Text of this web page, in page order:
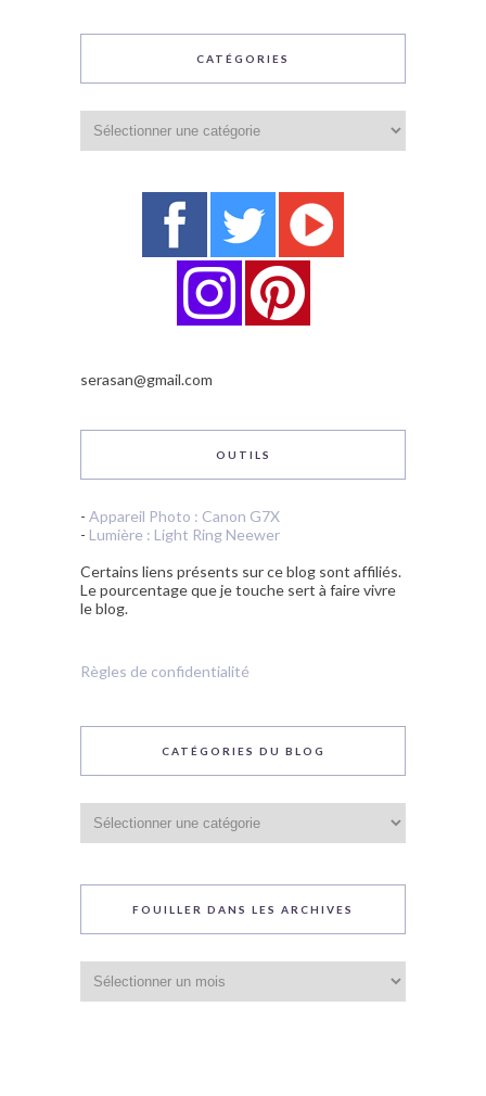
CATÉGORIES
serasan@gmail.com
OUTILS
- Appareil Photo : Canon G7X
- Lumière : Light Ring Neewer
Certains liens présents sur ce blog sont affiliés.
Le pourcentage que je touche sert à faire vivre
le blog.
Règles de confidentialité
CATÉGORIES DU BLOG
du
blog
FOUILLER DANS LES ARCHIVES
dans
les